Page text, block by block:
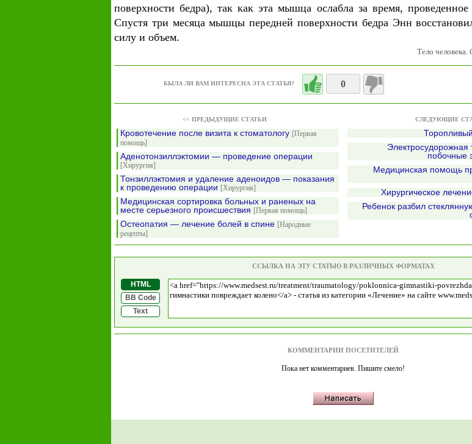
поверхности бедра), так как эта мышца ослабла за время, проведенное
Спустя три месяца мышцы передней поверхности бедра Энн
силу и объем.
Тело
БЫЛА ЛИ ВАМ ИНТЕРЕСНА ЭТА СТАТЬЯ? 0
<< ПРЕДЫДУЩИЕ СТАТЬИ
Кровотечение после визита к стоматологу [Первая
помощь]
Аденотонзиллэктомии — проведение операции
[Хирургия]
Тонзиллэктомия и удаление аденоидов — показания
к проведению операции [Хирургия]
Медицинская сортировка больных и раненых на
месте серьезного происшествия [Первая помощь]
Остеопатия — лечение болей в спине [Народные
рецепты]
СЛЕДУЮЩИЕ
побочные
Медицинская помощь
Хирургическое
Ребенок разбил
ССЫЛКА НА ЭТУ СТАТЬЮ В РАЗЛИЧНЫХ ФОРМАТАХ
HTML
BB Code
Text
КОММЕНТАРИИ ПОСЕТИТЕЛЕЙ
Пока нет комментариев. Пишите смело!